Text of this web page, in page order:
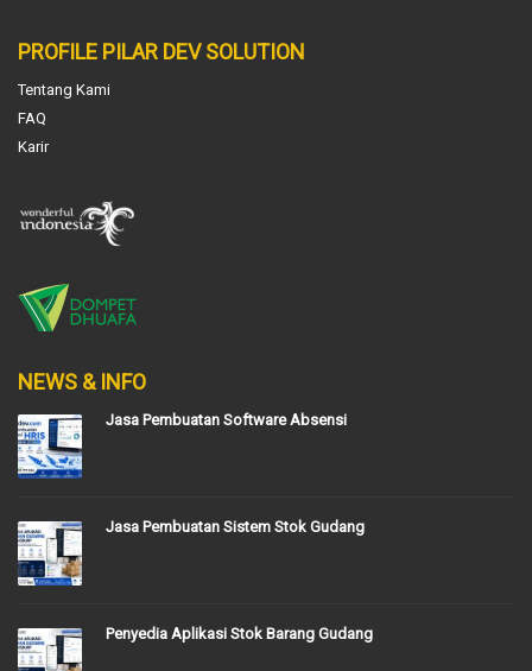
PROFILE PILAR DEV SOLUTION
Tentang Kami
FAQ
Karir
NEWS & INFO
Jasa Pembuatan Software Absensi
Jasa Pembuatan Sistem Stok Gudang
Penyedia Aplikasi Stok Barang Gudang